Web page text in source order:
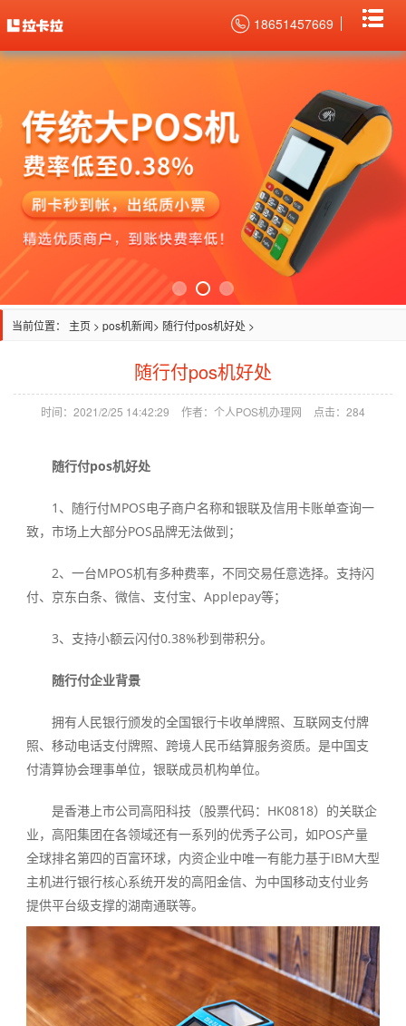
18651457669
当前位置： 主页 > pos机新闻> 随行付pos机好处 >
随行付pos机好处
时间：2021/2/25 14:42:29 作者：个人POS机办理网 点击： 284
随行付pos机好处
1、随行付MPOS电子商户名称和银联及信用卡账单查询一
致，市场上大部分POS品牌无法做到；
2、一台MPOS机有多种费率，不同交易任意选择。支持闪
付、京东白条、微信、支付宝、Applepay等；
3、支持小额云闪付0.38%秒到带积分。
随行付企业背景
拥有人民银行颁发的全国银行卡收单牌照、互联网支付牌
照、移动电话支付牌照、跨境人民币结算服务资质。是中国支
付清算协会理事单位，银联成员机构单位。
是香港上市公司高阳科技（股票代码：HK0818）的关联企
业，高阳集团在各领域还有一系列的优秀子公司，如POS产量
全球排名第四的百富环球，内资企业中唯一有能力基于IBM大型
主机进行银行核心系统开发的高阳金信、为中国移动支付业务
提供平台级支撑的湖南通联等。